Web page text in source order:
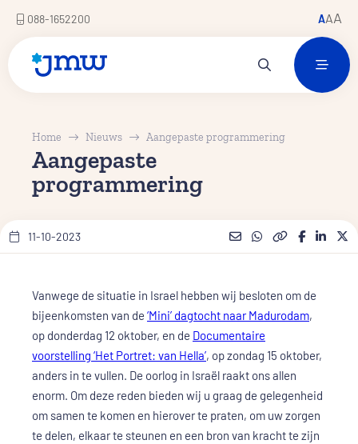
088-1652200 AAA
Home Nieuws Aangepaste programmering
Aangepaste
programmering
11-10-2023
Vanwege de situatie in Israel hebben wij besloten om de
bijeenkomsten van de ‘Mini’ dagtocht naar Madurodam,
op donderdag 12 oktober, en de Documentaire
voorstelling ‘Het Portret: van Hella’, op zondag 15 oktober,
anders in te vullen. De oorlog in Israël raakt ons allen
enorm. Om deze reden bieden wij u graag de gelegenheid
om samen te komen en hierover te praten, om uw zorgen
te delen, elkaar te steunen en een bron van kracht te zijn